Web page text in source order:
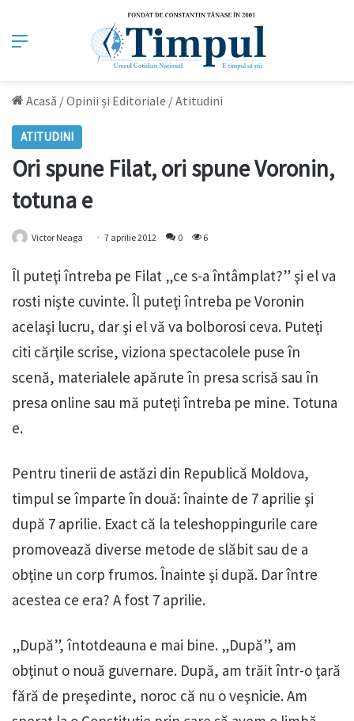
Meniu
Acasă /Opinii și Editoriale /Atitudini
ATITUDINI
Ori spune Filat, ori spune Voronin,
totuna e
Victor Neaga 7 aprilie 2012 0 6
Îl puteţi întreba pe Filat „ce s-a întâmplat?” şi el va
rosti nişte cuvinte. Îl puteţi întreba pe Voronin
acelaşi lucru, dar şi el vă va bolborosi ceva. Puteţi
citi cărţile scrise, viziona spectacolele puse în
scenă, materialele apărute în presa scrisă sau în
presa online sau mă puteţi întreba pe mine. Totuna
e.
Pentru tinerii de astăzi din Republică Moldova,
timpul se împarte în două: înainte de 7 aprilie şi
după 7 aprilie. Exact că la teleshoppingurile care
promovează diverse metode de slăbit sau de a
obţine un corp frumos. Înainte şi după. Dar între
acestea ce era? A fost 7 aprilie.
„După”, întotdeauna e mai bine. „După”, am
obţinut o nouă guvernare. După, am trăit într-o ţară
fără de preşedinte, noroc că nu o veşnicie. Am